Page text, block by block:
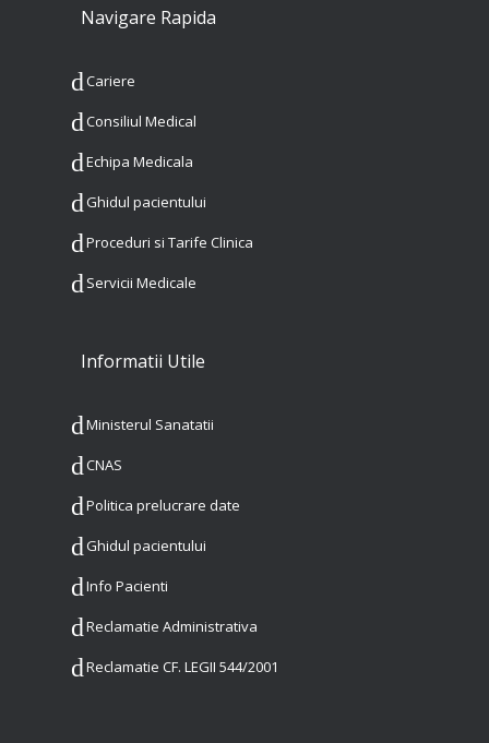
Navigare Rapida
Cariere
Consiliul Medical
Echipa Medicala
Ghidul pacientului
Proceduri si Tarife Clinica
Servicii Medicale
Informatii Utile
Ministerul Sanatatii
CNAS
Politica prelucrare date
Ghidul pacientului
Info Pacienti
Reclamatie Administrativa
Reclamatie CF. LEGII 544/2001